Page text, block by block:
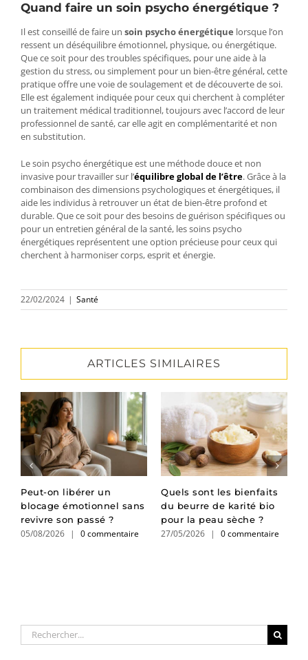
Quand faire un soin psycho énergétique ?
Il est conseillé de faire un soin psycho énergétique lorsque l’on
ressent un déséquilibre émotionnel, physique, ou énergétique.
Que ce soit pour des troubles spécifiques, pour une aide à la
gestion du stress, ou simplement pour un bien-être général, cette
pratique offre une voie de soulagement et de découverte de soi.
Elle est également indiquée pour ceux qui cherchent à compléter
un traitement médical traditionnel, toujours avec l’accord de leur
professionnel de santé, car elle agit en complémentarité et non
en substitution​​​​.
Le soin psycho énergétique est une méthode douce et non
invasive pour travailler sur l’équilibre global de l’être. Grâce à la
combinaison des dimensions psychologiques et énergétiques, il
aide les individus à retrouver un état de bien-être profond et
durable. Que ce soit pour des besoins de guérison spécifiques ou
pour un entretien général de la santé, les soins psycho
énergétiques représentent une option précieuse pour ceux qui
cherchent à harmoniser corps, esprit et énergie.
22/02/2024 | Santé
ARTICLES SIMILAIRES
Peut-on libérer un
blocage émotionnel sans
revivre son passé ?
05/08/2026 | 0 commentaire
Quels sont les bienfaits
du beurre de karité bio
pour la peau sèche ?
27/05/2026 | 0 commentaire
Rechercher: